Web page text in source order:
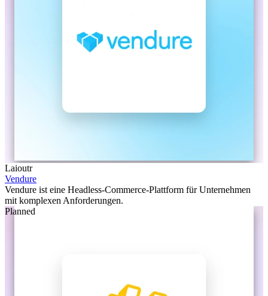
Laioutr
Vendure
Vendure ist eine Headless-Commerce-Plattform für Unternehmen
mit komplexen Anforderungen.
Planned